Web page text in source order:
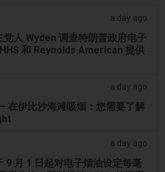
a day ago
党人 Wyden 调查特朗普政府电子
和 Reynolds American 提供
a day ago
在伊比沙海滩吸烟：您需要了解
a day ago
9 月 1 日起对电子烟油设定每毫